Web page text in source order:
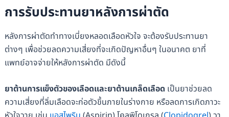
การรับประทานยาหลังการผ่าตัด
หลังการผ่าตัดทำทางเบี่ยงหลอดเลือดหัวใจ จะต้องรับประทานยา
ต่างๆ เพื่อช่วยลดความเสี่ยงที่จะเกิดปัญหาอื่นๆ ในอนาคต ยาที่
แพทย์อาจจ่ายให้หลังการผ่าตัด มีดังนี้
ยาต้านการแข็งตัวของเลือดและยาต้านเกล็ดเลือด เป็นยาช่วยลด
ความเสี่ยงที่ลิ่มเลือดจะก่อตัวขึ้นภายในร่างกาย หรือลดการเกิดภาวะ